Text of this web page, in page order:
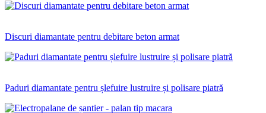
Discuri diamantate pentru debitare beton armat
Paduri diamantate pentru șlefuire lustruire și polisare piatră